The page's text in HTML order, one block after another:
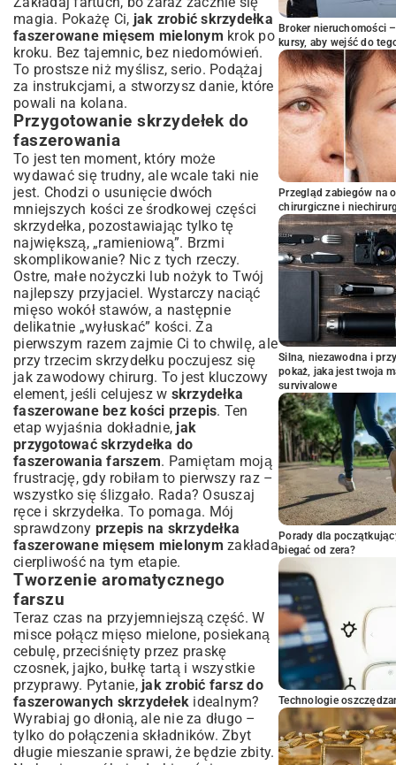
magia. Pokażę Ci, jak zrobić skrzydełka
faszerowane mięsem mielonym krok po
kroku. Bez tajemnic, bez niedomówień.
To prostsze niż myślisz, serio. Podążaj
za instrukcjami, a stworzysz danie, które
powali na kolana.
Przygotowanie skrzydełek do
faszerowania
To jest ten moment, który może
wydawać się trudny, ale wcale taki nie
jest. Chodzi o usunięcie dwóch
mniejszych kości ze środkowej części
skrzydełka, pozostawiając tylko tę
największą, „ramieniową”. Brzmi
skomplikowanie? Nic z tych rzeczy.
Ostre, małe nożyczki lub nożyk to Twój
najlepszy przyjaciel. Wystarczy naciąć
mięso wokół stawów, a następnie
delikatnie „wyłuskać” kości. Za
pierwszym razem zajmie Ci to chwilę, ale
przy trzecim skrzydełku poczujesz się
jak zawodowy chirurg. To jest kluczowy
element, jeśli celujesz w skrzydełka
faszerowane bez kości przepis. Ten
etap wyjaśnia dokładnie, jak
przygotować skrzydełka do
faszerowania farszem. Pamiętam moją
frustrację, gdy robiłam to pierwszy raz –
wszystko się ślizgało. Rada? Osuszaj
ręce i skrzydełka. To pomaga. Mój
sprawdzony przepis na skrzydełka
faszerowane mięsem mielonym zakłada
cierpliwość na tym etapie.
Tworzenie aromatycznego
farszu
Teraz czas na przyjemniejszą część. W
misce połącz mięso mielone, posiekaną
cebulę, przeciśnięty przez praskę
czosnek, jajko, bułkę tartą i wszystkie
przyprawy. Pytanie, jak zrobić farsz do
faszerowanych skrzydełek idealnym?
Wyrabiaj go dłonią, ale nie za długo –
tylko do połączenia składników. Zbyt
długie mieszanie sprawi, że będzie zbity.
Broker nieruchomości
kursy, aby wejść do
Przegląd zabiegów na
chirurgiczne i
Silna, niezawodna i
pokaż, jaka jest twoja
survivalowe
Porady dla
biegać od zera?
Technologie